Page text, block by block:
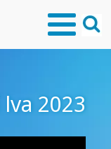
2023